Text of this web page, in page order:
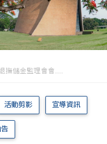
撫儲金監理會會....
活動剪影 宣導資訊